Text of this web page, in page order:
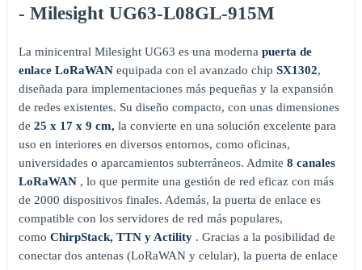
- Milesight UG63-L08GL-915M
La minicentral Milesight UG63 es una moderna puerta de
enlace LoRaWAN equipada con el avanzado chip SX1302,
diseñada para implementaciones más pequeñas y la expansión
de redes existentes. Su diseño compacto, con unas dimensiones
de 25 x 17 x 9 cm, la convierte en una solución excelente para
uso en interiores en diversos entornos, como oficinas,
universidades o aparcamientos subterráneos. Admite 8 canales
LoRaWAN , lo que permite una gestión de red eficaz con más
de 2000 dispositivos finales. Además, la puerta de enlace es
compatible con los servidores de red más populares,
como ChirpStack, TTN y Actility . Gracias a la posibilidad de
conectar dos antenas (LoRaWAN y celular), la puerta de enlace